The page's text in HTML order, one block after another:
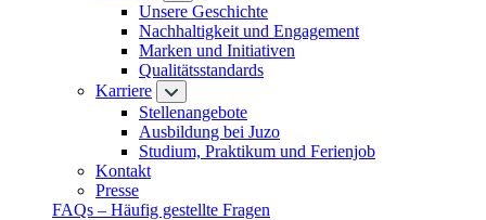
Unsere Geschichte
Nachhaltigkeit und Engagement
Marken und Initiativen
Qualitätsstandards
Karriere
Stellenangebote
Ausbildung bei Juzo
Studium, Praktikum und Ferienjob
Kontakt
Presse
FAQs – Häufig gestellte Fragen